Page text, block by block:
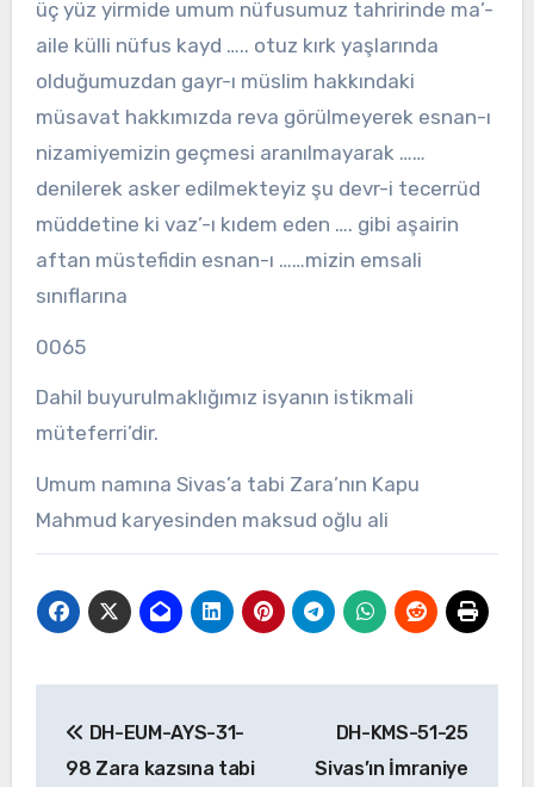
üç yüz yirmide umum nüfusumuz tahririnde ma’-
aile külli nüfus kayd ….. otuz kırk yaşlarında
olduğumuzdan gayr-ı müslim hakkındaki
müsavat hakkımızda reva görülmeyerek esnan-ı
nizamiyemizin geçmesi aranılmayarak ……
denilerek asker edilmekteyiz şu devr-i tecerrüd
müddetine ki vaz’-ı kıdem eden …. gibi aşairin
aftan müstefidin esnan-ı ……mizin emsali
sınıflarına
0065
Dahil buyurulmaklığımız isyanın istikmali
müteferri’dir.
Umum namına Sivas’a tabi Zara’nın Kapu
Mahmud karyesinden maksud oğlu ali
gezinmesi
DH-EUM-AYS-31-
98 Zara kazsına tabi
DH-KMS-51-25
Sivas’ın İmraniye